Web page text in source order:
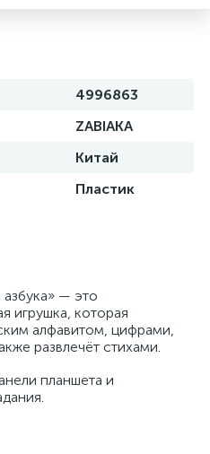
4996863
ZABIAKA
Китай
Пластик
— это
игрушка, которая
алфавитом, цифрами,
развлечёт стихами.
планшета и